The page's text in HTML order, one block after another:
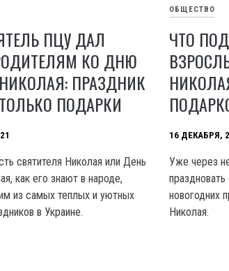
ПЦУ ДАЛ
КО ДНЮ
ПРАЗДНИК
ПОДАРКИ
святителя Николая или День
как его знают в народе,
из самых теплых и уютных
в Украине.
ОБЩЕСТВО
ЧТО
16 ДЕКАБРЯ,
Уже через
новогодних
Николая.